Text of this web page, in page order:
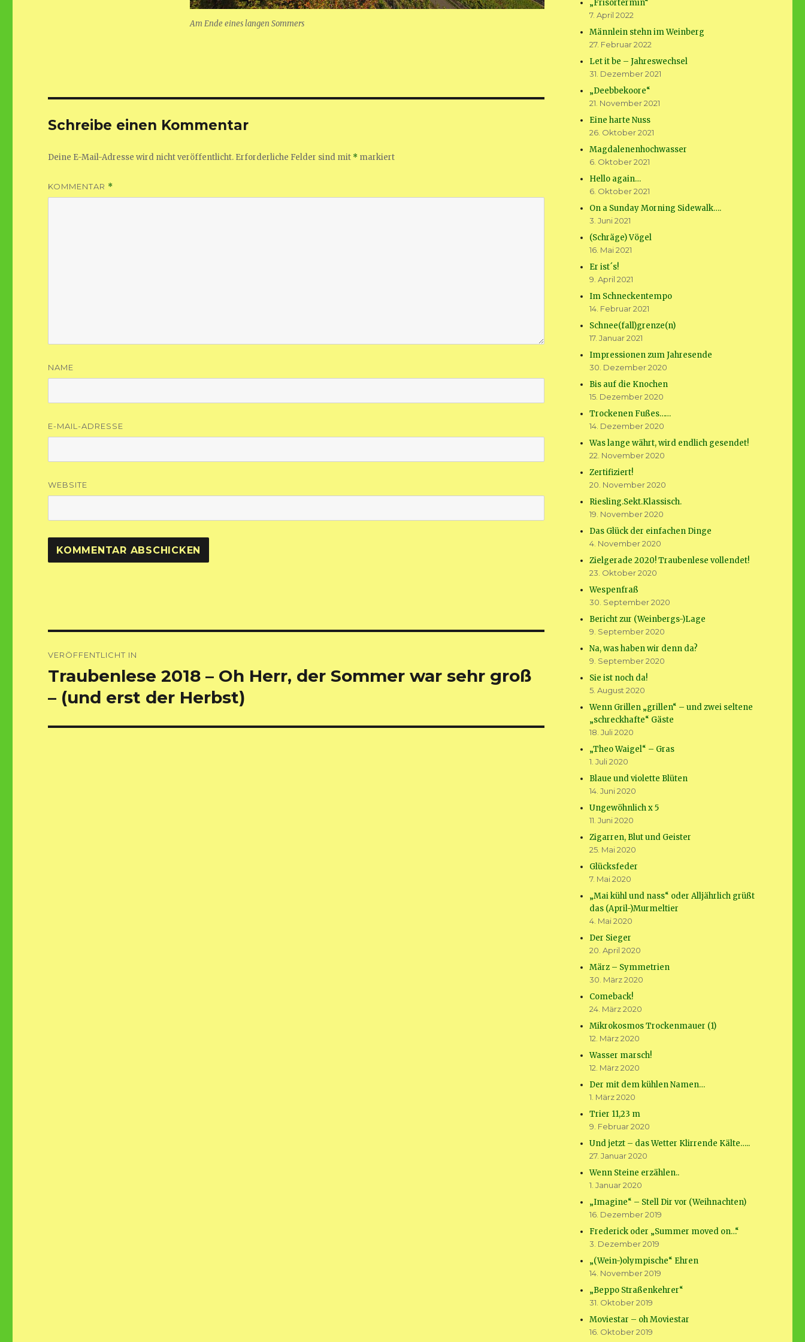
Am Ende eines langen Sommers
Schreibe einen Kommentar
Deine E-Mail-Adresse wird nicht veröffentlicht. Erforderliche Felder sind mit * markiert
KOMMENTAR *
NAME
E-MAIL-ADRESSE
WEBSITE
VERÖFFENTLICHT IN
Traubenlese 2018 – Oh Herr, der Sommer war sehr groß
– (und erst der Herbst)
„Frisörtermin“
7. April 2022
Männlein stehn im Weinberg
27. Februar 2022
Let it be – Jahreswechsel
31. Dezember 2021
„Deebbekoore“
21. November 2021
Eine harte Nuss
26. Oktober 2021
Magdalenenhochwasser
6. Oktober 2021
Hello again…
6. Oktober 2021
On a Sunday Morning Sidewalk….
3. Juni 2021
(Schräge) Vögel
16. Mai 2021
Er ist´s!
9. April 2021
Im Schneckentempo
14. Februar 2021
Schnee(fall)grenze(n)
17. Januar 2021
Impressionen zum Jahresende
30. Dezember 2020
Bis auf die Knochen
15. Dezember 2020
Trockenen Fußes……
14. Dezember 2020
Was lange währt, wird endlich gesendet!
22. November 2020
Zertifiziert!
20. November 2020
Riesling.Sekt.Klassisch.
19. November 2020
Das Glück der einfachen Dinge
4. November 2020
Zielgerade 2020! Traubenlese vollendet!
23. Oktober 2020
Wespenfraß
30. September 2020
Bericht zur (Weinbergs-)Lage
9. September 2020
Na, was haben wir denn da?
9. September 2020
Sie ist noch da!
5. August 2020
Wenn Grillen „grillen“ – und zwei seltene
„schreckhafte“ Gäste
18. Juli 2020
„Theo Waigel“ – Gras
1. Juli 2020
Blaue und violette Blüten
14. Juni 2020
Ungewöhnlich x 5
11. Juni 2020
Zigarren, Blut und Geister
25. Mai 2020
Glücksfeder
7. Mai 2020
„Mai kühl und nass“ oder Alljährlich grüßt
das (April-)Murmeltier
4. Mai 2020
Der Sieger
20. April 2020
März – Symmetrien
30. März 2020
Comeback!
24. März 2020
Mikrokosmos Trockenmauer (1)
12. März 2020
Wasser marsch!
12. März 2020
Der mit dem kühlen Namen…
1. März 2020
Trier 11,23 m
9. Februar 2020
Und jetzt – das Wetter Klirrende Kälte…..
27. Januar 2020
Wenn Steine erzählen..
1. Januar 2020
„Imagine“ – Stell Dir vor (Weihnachten)
16. Dezember 2019
Frederick oder „Summer moved on…“
3. Dezember 2019
„(Wein-)olympische“ Ehren
14. November 2019
„Beppo Straßenkehrer“
31. Oktober 2019
Moviestar – oh Moviestar
16. Oktober 2019